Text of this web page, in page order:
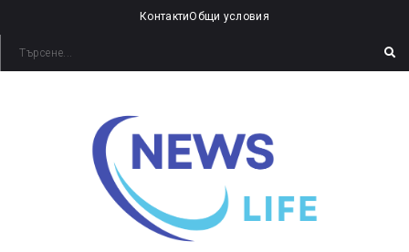
КонтактиОбщи условия